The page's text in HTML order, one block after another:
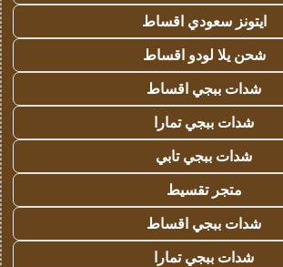
ايتونز سعودي اقساط
شحن يلا لودو اقساط
شدات ببجي اقساط
شدات ببجي تمارا
شدات ببجي تابي
متجر تقسيط
شدات ببجي اقساط
شدات ببجي تمارا